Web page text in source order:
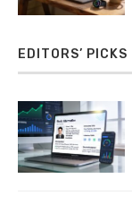
EDITORS’ PICKS